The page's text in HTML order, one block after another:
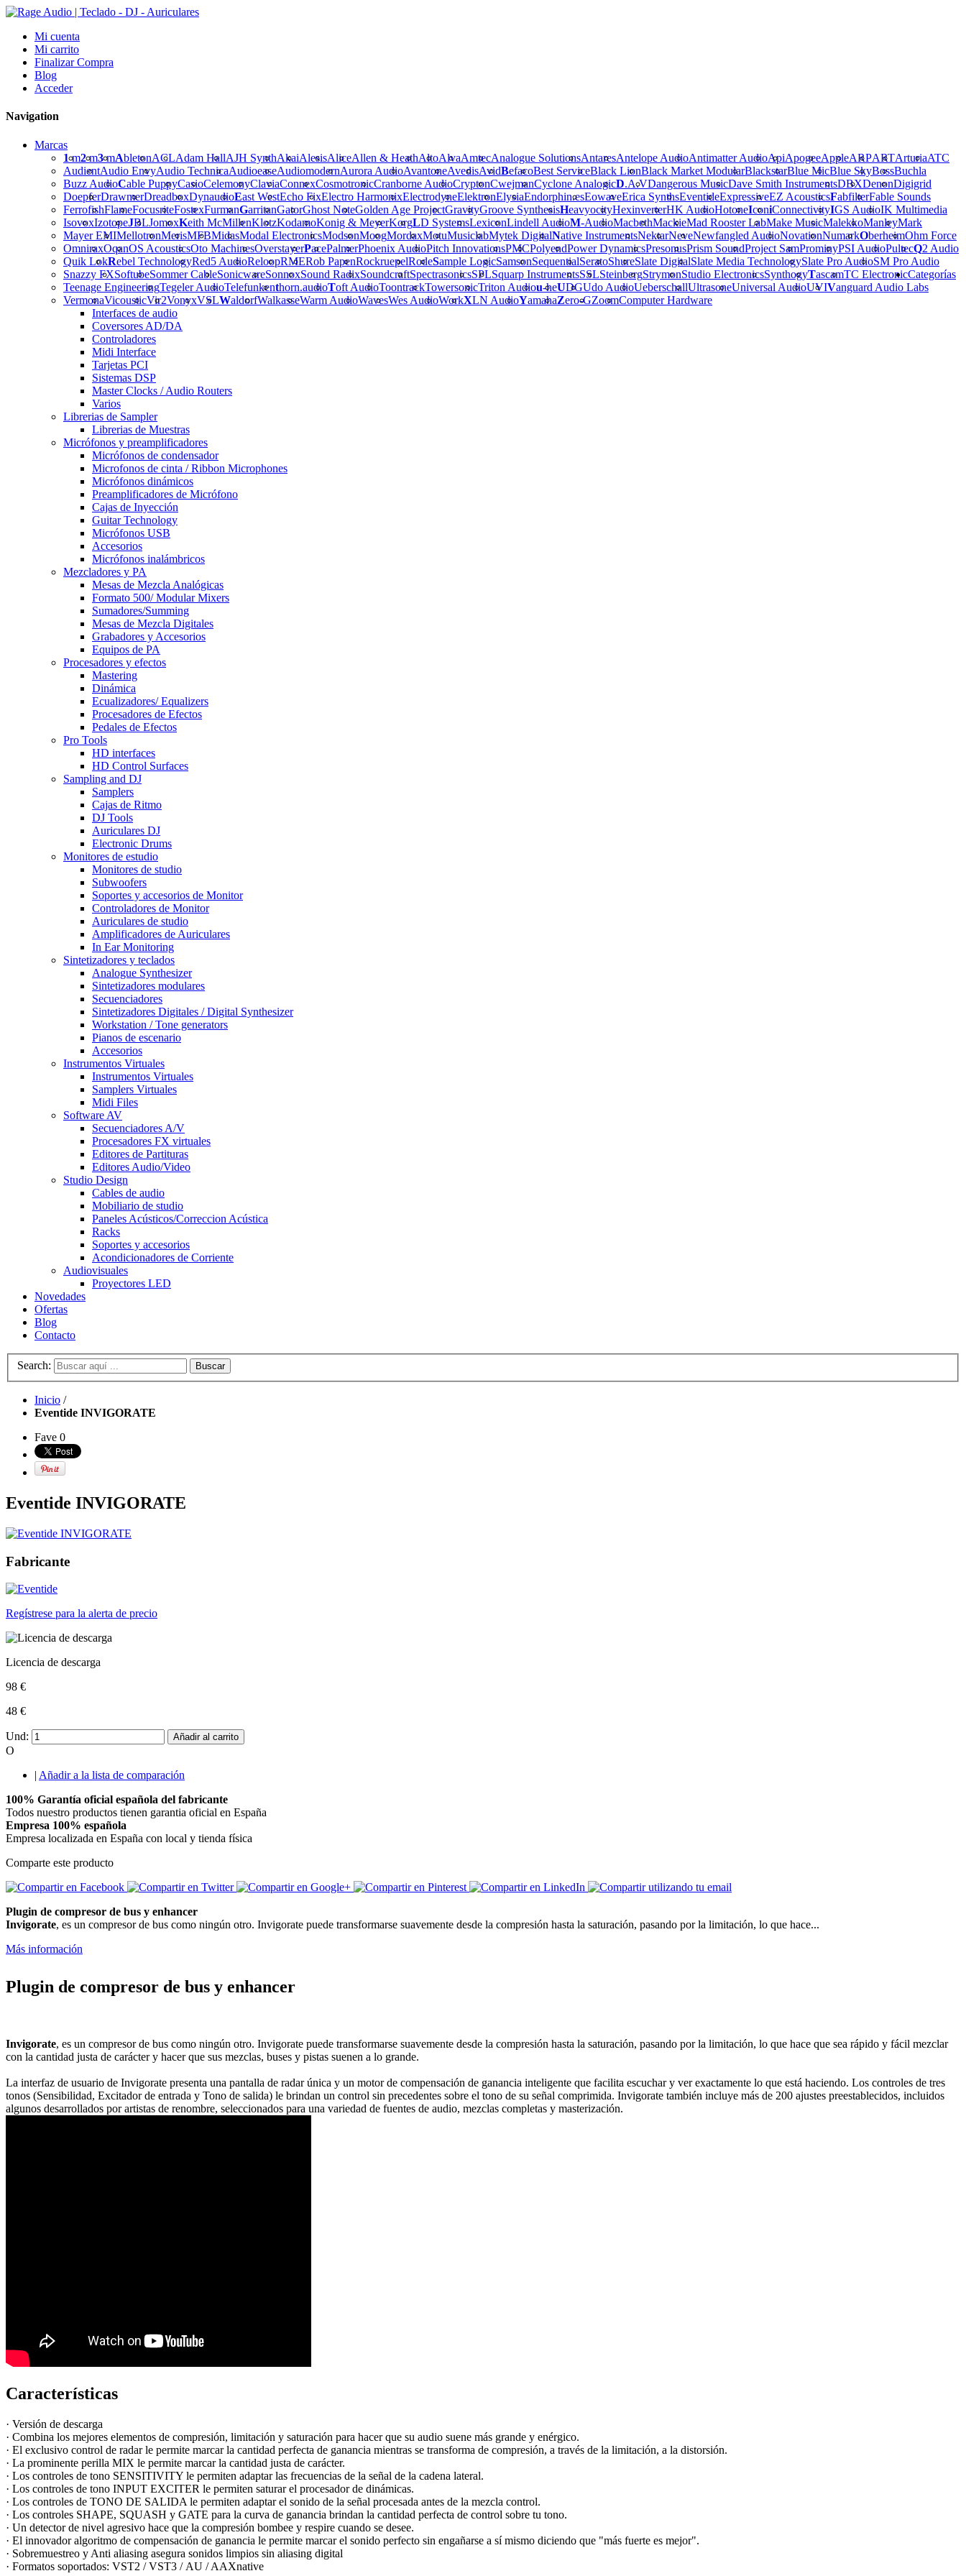
Mi cuenta
Mi carrito
Finalizar Compra
Blog
Acceder
Navigation
Marcas
1m2m3mAbletonACLAdam HallAJH SynthAkaiAlesisAliceAllen & HeathAltoAlvaAmtecAnalogue SolutionsAntaresAntelope AudioAntimatter AudioApiApogeeAppleARPARTArturiaATC
AudientAudio EnvyAudio TechnicaAudioeaseAudiomodernAurora AudioAvantoneAvedisAvidBefacoBest ServiceBlack LionBlack Market ModularBlackstarBlue MicBlue SkyBossBuchla
Buzz AudioCable PuppyCasioCelemonyClaviaConnexCosmotronicCranborne AudioCryptonCwejmanCyclone AnalogicD.A.VDangerous MusicDave Smith InstrumentsDBXDenonDigigrid
DoepferDrawmerDreadboxDynaudioEast WestEcho FixElectro HarmonixElectrodyneElektronElysiaEndorphin.esEowaveErica SynthsEventideExpressiveEZ AcousticsFabfilterFable Sounds
FerrofishFlameFocusriteFostexFurmanGarritanGatorGhost NoteGolden Age ProjectGravityGroove SynthesisHeavyocityHexinverterHK AudioHotoneIconiConnectivityIGS AudioIK Multimedia
IsovoxIzotopeJBLJomoxKeith McMillenKlotzKodamoKonig & MeyerKorgLD SystemsLexiconLindell AudioM-AudioMacbethMackieMad Rooster LabMake MusicMalekkoManleyMark
Mayer EMIMellotronMerisMFBMidasModal ElectronicsModsonMoogMordaxMotuMusiclabMytek DigitalNative InstrumentsNektarNeveNewfangled AudioNovationNumarkOberheimOhm Force
OmniraxOqanOS AcousticsOto MachinesOverstayerPacePalmerPhoenix AudioPitch InnovationsPMCPolyendPower DynamicsPresonusPrism SoundProject SamProminyPSI AudioPultecQ2 Audio
Quik LokRebel TechnologyRed5 AudioReloopRMERob PapenRockruepelRodeSample LogicSamsonSequentialSeratoShureSlate DigitalSlate Media TechnologySlate Pro AudioSM Pro Audio
Snazzy FXSoftubeSommer CableSonicwareSonnoxSound RadixSoundcraftSpectrasonicsSPLSquarp InstrumentsSSLSteinbergStrymonStudio ElectronicsSynthogyTascamTC Electronic
Teenage EngineeringTegeler AudioTelefunkenthorn.audioToft AudioToontrackTowersonicTriton Audiou-heUDGUdo AudioUeberschallUltrasoneUniversal AudioUVIVanguard Audio Labs
VermonaVicousticVir2VonyxVSLWaldorfWalkasseWarm AudioWavesWes AudioWorkXLN AudioYamahaZero-GZoom
Categorías
Computer Hardware
Interfaces de audio
Coversores AD/DA
Controladores
Midi Interface
Tarjetas PCI
Sistemas DSP
Master Clocks / Audio Routers
Varios
Librerias de Sampler
Librerias de Muestras
Micrófonos y preamplificadores
Micrófonos de condensador
Microfonos de cinta / Ribbon Microphones
Micrófonos dinámicos
Preamplificadores de Micrófono
Cajas de Inyección
Guitar Technology
Micrófonos USB
Accesorios
Micrófonos inalámbricos
Mezcladores y PA
Mesas de Mezcla Analógicas
Formato 500/ Modular Mixers
Sumadores/Summing
Mesas de Mezcla Digitales
Grabadores y Accesorios
Equipos de PA
Procesadores y efectos
Mastering
Dinámica
Ecualizadores/ Equalizers
Procesadores de Efectos
Pedales de Efectos
Pro Tools
HD interfaces
HD Control Surfaces
Sampling and DJ
Samplers
Cajas de Ritmo
DJ Tools
Auriculares DJ
Electronic Drums
Monitores de estudio
Monitores de studio
Subwoofers
Soportes y accesorios de Monitor
Controladores de Monitor
Auriculares de studio
Amplificadores de Auriculares
In Ear Monitoring
Sintetizadores y teclados
Analogue Synthesizer
Sintetizadores modulares
Secuenciadores
Sintetizadores Digitales / Digital Synthesizer
Workstation / Tone generators
Pianos de escenario
Accesorios
Instrumentos Virtuales
Instrumentos Virtuales
Samplers Virtuales
Midi Files
Software AV
Secuenciadores A/V
Procesadores FX virtuales
Editores de Partituras
Editores Audio/Video
Studio Design
Cables de audio
Mobiliario de studio
Paneles Acústicos/Correccion Acústica
Racks
Soportes y accesorios
Acondicionadores de Corriente
Audiovisuales
Proyectores LED
Novedades
Ofertas
Blog
Contacto
Search: Buscar
Inicio /
Eventide INVIGORATE
Fave 0
Eventide INVIGORATE
Fabricante
Regístrese para la alerta de precio
Licencia de descarga
98 €
48 €
Und: Añadir al carrito
O
| Añadir a la lista de comparación
100% Garantía oficial española del fabricante
Todos nuestro productos tienen garantia oficial en España
Empresa 100% española
Empresa localizada en España con local y tienda física
Comparte este producto
Plugin de compresor de bus y enhancer
Invigorate, es un compresor de bus como ningún otro. Invigorate puede transformarse suavemente desde la compresión hasta la saturación, pasando por la limitación, lo que hace...
Más información
Plugin de compresor de bus y enhancer
Invigorate, es un compresor de bus como ningún otro. Invigorate puede transformarse suavemente desde la compresión hasta la saturación, pasando por la limitación, lo que hace que sea rápido y fácil mezclar
con la cantidad justa de carácter y hacer que sus mezclas, buses y pistas suenen a lo grande.
La interfaz de usuario de Invigorate presenta una pantalla de radar única y un motor de compensación de ganancia inteligente que facilita escuchar y ver exactamente lo que está haciendo. Los controles de tres
tonos (Sensibilidad, Excitador de entrada y Tono de salida) le brindan un control sin precedentes sobre el tono de su señal comprimida. Invigorate también incluye más de 200 ajustes preestablecidos, incluidos
algunos desarrollados por artistas de renombre, seleccionados para una variedad de fuentes de audio, mezclas completas y masterización.
Características
· Versión de descarga
· Combina los mejores elementos de compresión, limitación y saturación para hacer que su audio suene más grande y enérgico.
· El exclusivo control de radar le permite marcar la cantidad perfecta de ganancia mientras se transforma de compresión, a través de la limitación, a la distorsión.
· La prominente perilla MIX le permite marcar la cantidad justa de carácter.
· Los controles de tono SENSITIVITY le permiten adaptar las frecuencias de la señal de la cadena lateral.
· Los controles de tono INPUT EXCITER le permiten saturar el procesador de dinámicas.
· Los controles de TONO DE SALIDA le permiten adaptar el sonido de la señal procesada antes de la mezcla control.
· Los controles SHAPE, SQUASH y GATE para la curva de ganancia brindan la cantidad perfecta de control sobre tu tono.
· Un detector de nivel agresivo hace que la compresión bombee y respire cuando se desee.
· El innovador algoritmo de compensación de ganancia le permite marcar el sonido perfecto sin engañarse a sí mismo diciendo que "más fuerte es mejor".
· Sobremuestreo y Anti aliasing asegura sonidos limpios sin aliasing digital
· Formatos soportados: VST2 / VST3 / AU / AAXnative